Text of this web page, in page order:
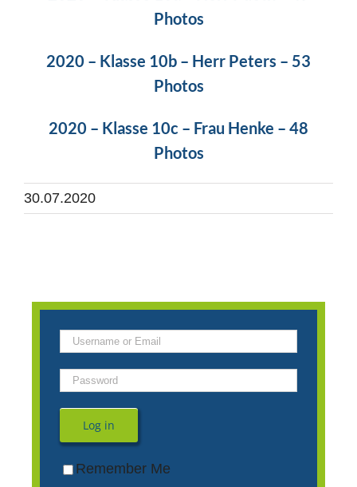
Photos
2020 – Klasse 10b – Herr Peters – 53
Photos
2020 – Klasse 10c – Frau Henke – 48
Photos
30.07.2020
Log in
Remember Me